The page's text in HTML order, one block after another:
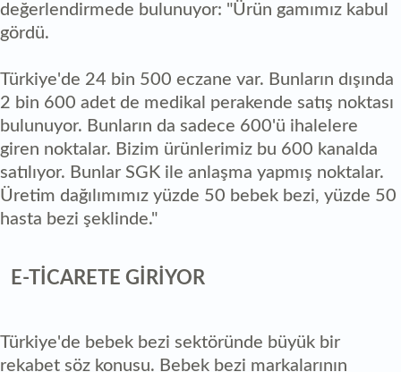
değerlendirmede bulunuyor: "Ürün gamımız kabul
gördü.
Türkiye'de 24 bin 500 eczane var. Bunların dışında
2 bin 600 adet de medikal perakende satış noktası
bulunuyor. Bunların da sadece 600'ü ihalelere
giren noktalar. Bizim ürünlerimiz bu 600 kanalda
satılıyor. Bunlar SGK ile anlaşma yapmış noktalar.
Üretim dağılımımız yüzde 50 bebek bezi, yüzde 50
hasta bezi şeklinde."
E-TİCARETE GİRİYOR
Türkiye'de bebek bezi sektöründe büyük bir
rekabet söz konusu. Bebek bezi markalarının